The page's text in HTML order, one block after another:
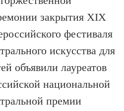
закрытия XIX
фестиваля
искусства для
объявили лауреатов
национальной
премии